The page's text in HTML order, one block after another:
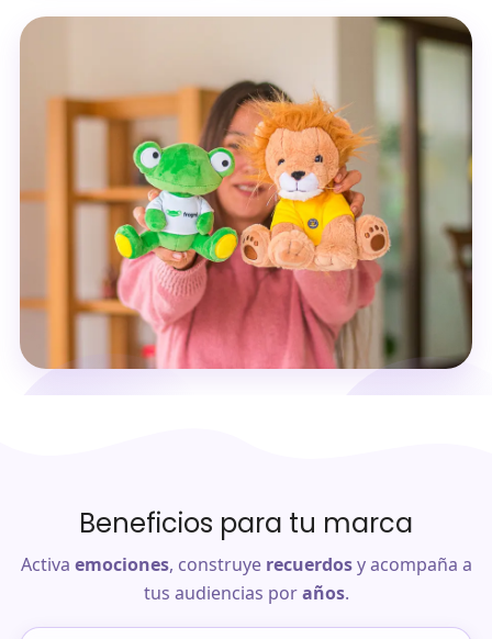
Beneficios para tu marca
Activa emociones, construye recuerdosy acompaña a
tus audiencias poraños.